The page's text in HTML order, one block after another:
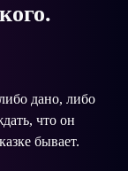
дано, либо
что он
бывает.